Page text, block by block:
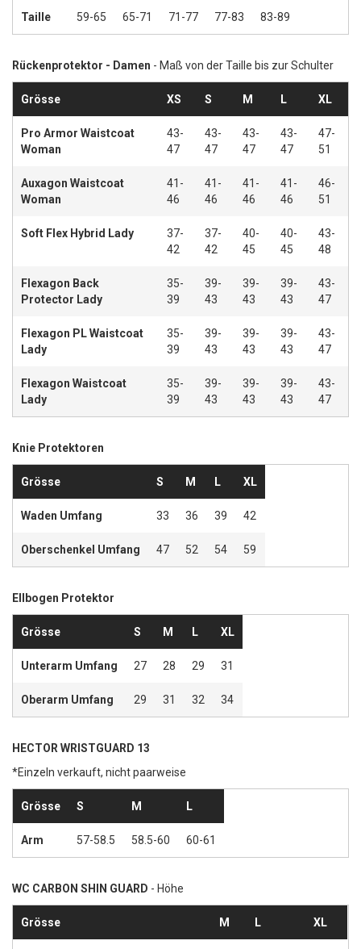
Taille 59-65 65-71 71-77 77-83 83-89
Rückenprotektor - Damen - Maß von der Taille bis zur Schulter
Grösse XS S M L XL
Pro Armor Waistcoat
Woman
43-
47
43-
47
43-
47
43-
47
47-
51
Auxagon Waistcoat
Woman
41-
46
41-
46
41-
46
41-
46
46-
51
Soft Flex Hybrid Lady
37-
42
37-
42
40-
45
40-
45
43-
48
Flexagon Back
Protector Lady
35-
39
39-
43
39-
43
39-
43
43-
47
Flexagon PL Waistcoat
Lady
35-
39
39-
43
39-
43
39-
43
43-
47
Flexagon Waistcoat
Lady
35-
39
39-
43
39-
43
39-
43
43-
47
Knie Protektoren
Grösse S M L XL
Waden Umfang 33 36 39 42
Oberschenkel Umfang 47 52 54 59
Ellbogen Protektor
Grösse S M L XL
Unterarm Umfang 27 28 29 31
Oberarm Umfang 29 31 32 34
HECTOR WRISTGUARD 13
*Einzeln verkauft, nicht paarweise
Grösse S M L
Arm 57-58.5 58.5-60 60-61
WC CARBON SHIN GUARD - Höhe
Grösse M L XL